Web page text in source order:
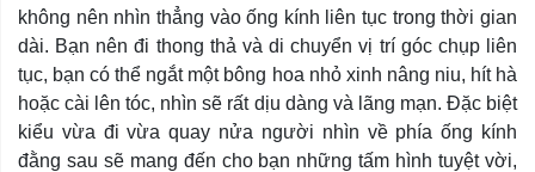
không nên nhìn thẳng vào ống kính liên tục trong thời gian
dài. Bạn nên đi thong thả và di chuyển vị trí góc chụp liên
tục, bạn có thể ngắt một bông hoa nhỏ xinh nâng niu, hít hà
hoặc cài lên tóc, nhìn sẽ rất dịu dàng và lãng mạn. Đặc biệt
kiểu vừa đi vừa quay nửa người nhìn về phía ống kính
đằng sau sẽ mang đến cho bạn những tấm hình tuyệt vời,